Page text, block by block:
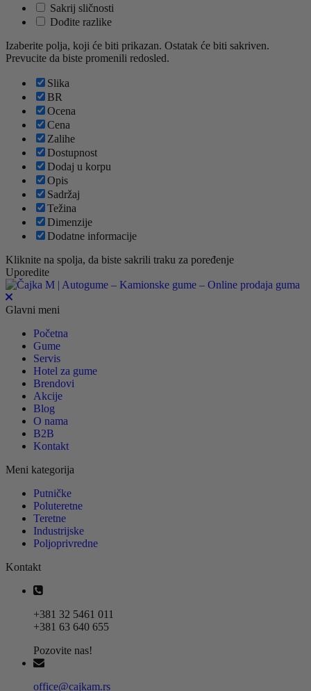
Sakrij sličnosti
Dođite razlike
Izaberite polja, koji će biti prikazan. Ostatak će biti sakriven.
Prevucite da biste promenili redosled.
Slika
BR
Ocena
Cena
Zalihe
Dostupnost
Dodaj u korpu
Opis
Sadržaj
Težina
Dimenzije
Dodatne informacije
Kliknite na spolja, da biste sakrili traku za poređenje
Uporedite
Glavni meni
Početna
Gume
Servis
Hotel za gume
Brendovi
Akcije
Blog
O nama
B2B
Kontakt
Meni kategorija
Putničke
Poluteretne
Teretne
Industrijske
Poljoprivredne
Kontakt
+381 32 5461 011
+381 63 640 655
Pozovite nas!
office@cajkam.rs